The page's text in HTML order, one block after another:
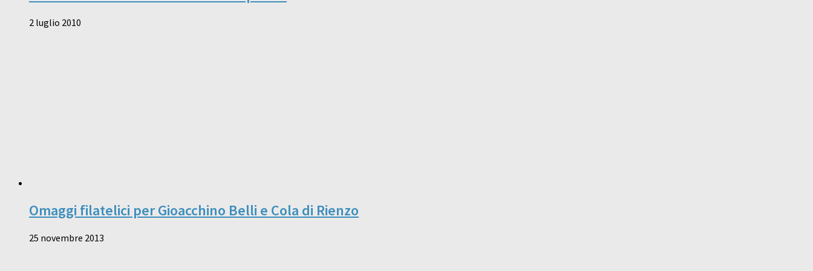
2 luglio 2010
Omaggi filatelici per Gioacchino Belli e Cola di Rienzo
25 novembre 2013